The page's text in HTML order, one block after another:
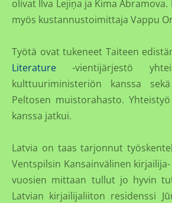
olivat Ilva Lejiņa ja Kima
myös kustannustoimittaja Vappu
Työtä ovat tukeneet Taiteen
Literature -vientijärjestö
kulttuuriministeriön kanssa
Peltosen muistorahasto.
kanssa jatkui.
Latvia on taas tarjonnut
Ventspilsin Kansainvälinen
vuosien mittaan tullut jo hyvin
Latvian kirjailijaliiton residenssi